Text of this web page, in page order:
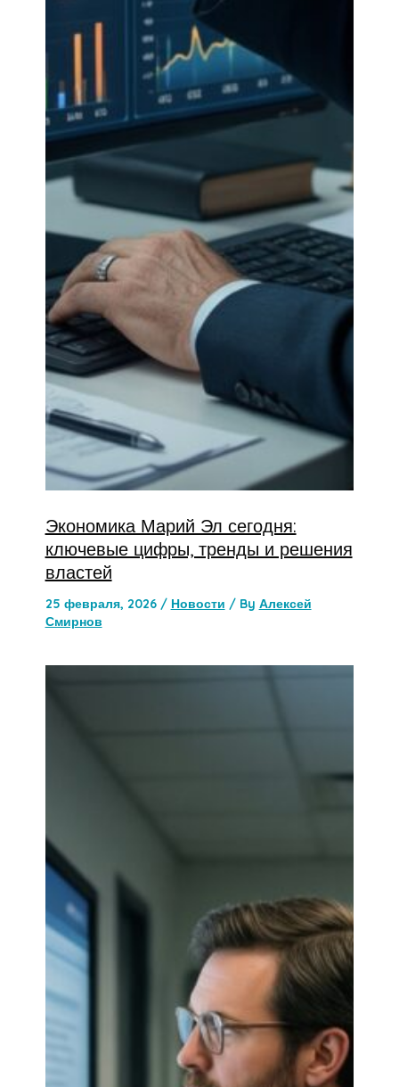
Экономика Марий Эл сегодня:
ключевые цифры, тренды и решения
властей
25 февраля, 2026 / Новости / By Алексей
Смирнов